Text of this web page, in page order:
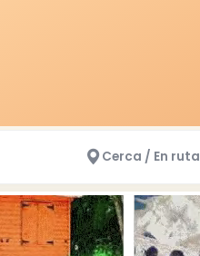
Cerca / En ruta